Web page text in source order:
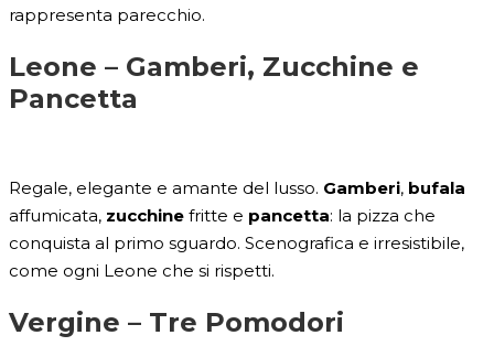
rappresenta parecchio.
Leone – Gamberi, Zucchine e
Pancetta
Regale, elegante e amante del lusso. Gamberi, bufala
affumicata, zucchine fritte e pancetta: la pizza che
conquista al primo sguardo. Scenografica e irresistibile,
come ogni Leone che si rispetti.
Vergine – Tre Pomodori